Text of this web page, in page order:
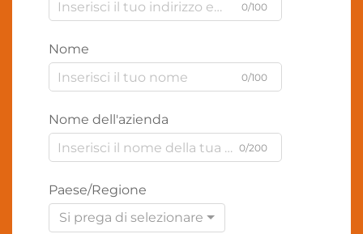
0/100
Nome
0/100
Nome dell'azienda
0/200
Paese/Regione
Si prega di selezionare